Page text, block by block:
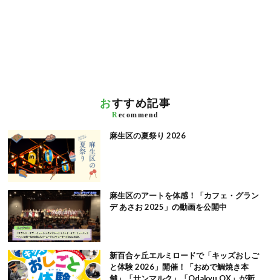
おすすめ記事
Recommend
麻生区の夏祭り 2026
麻生区のアートを体感！「カフェ・グラン
デ あさお 2025」の動画を公開中
新百合ヶ丘エルミロードで「キッズおしご
と体験 2026」開催！「おめで鯛焼き本
舗」「サンマルク」「Odakyu OX」が新メ